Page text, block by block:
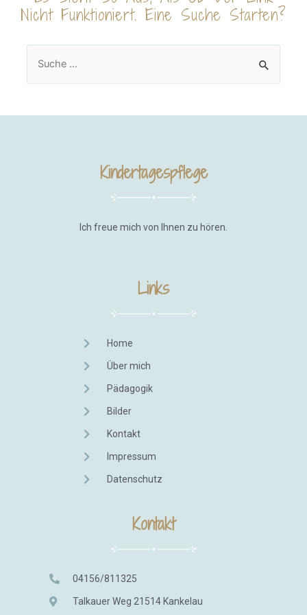
Nicht Funktioniert. Eine Suche Starten?
Kindertagespflege
Ich freue mich von Ihnen zu hören.
Links
Home
Über mich
Pädagogik
Bilder
Kontakt
Impressum
Datenschutz
Kontakt
04156/811325
Talkauer Weg 21514 Kankelau